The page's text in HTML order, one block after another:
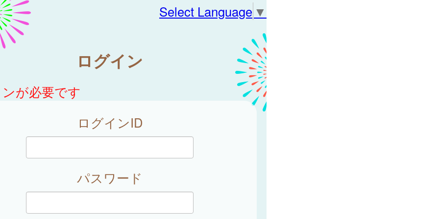
Select Language ▼
ログイン
が必要です
ログインID
パスワード